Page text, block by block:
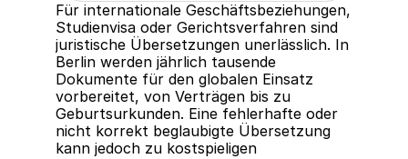
Für internationale Geschäftsbeziehungen,
Studienvisa oder Gerichtsverfahren sind
juristische Übersetzungen unerlässlich. In
Berlin werden jährlich tausende
Dokumente für den globalen Einsatz
vorbereitet, von Verträgen bis zu
Geburtsurkunden. Eine fehlerhafte oder
nicht korrekt beglaubigte Übersetzung
kann jedoch zu kostspieligen